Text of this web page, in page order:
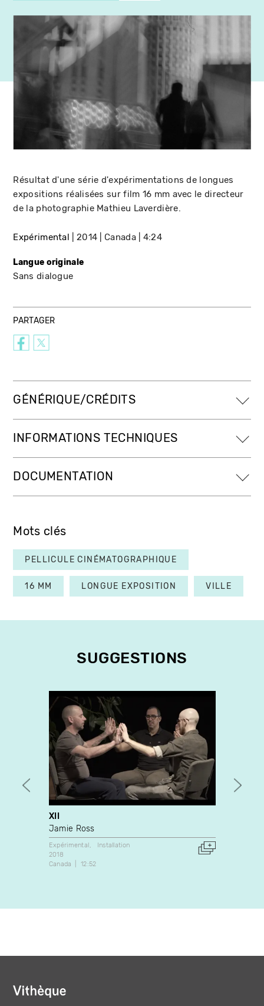
Résultat d'une série d'expérimentations de longues
expositions réalisées sur film 16 mm avec le directeur
de la photographie Mathieu Laverdière.
Expérimental 2014 Canada 4:24
Langue originale
Sans dialogue
PARTAGER
GÉNÉRIQUE/CRÉDITS
INFORMATIONS TECHNIQUES
DOCUMENTATION
Mots clés
PELLICULE CINÉMATOGRAPHIQUE
16 MM LONGUE EXPOSITION VILLE
SUGGESTIONS
XII
Jamie Ross
Expérimental
Installation
2018
Canada
12:52